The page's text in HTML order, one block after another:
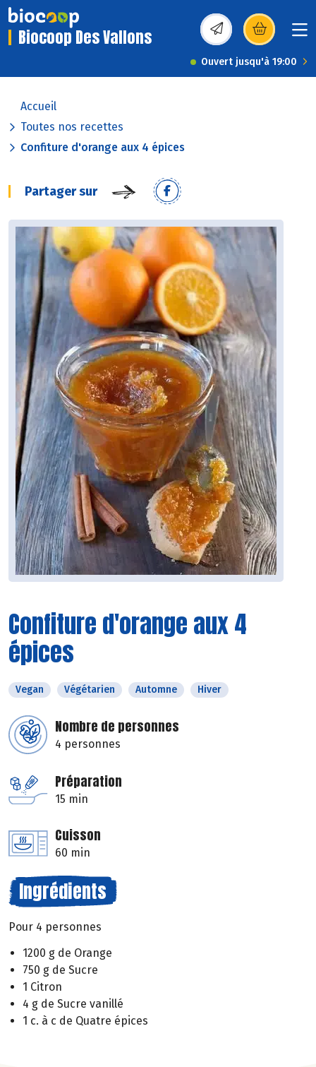
Biocoop Des Vallons (s’ouvre dans une
Ouvert jusqu'à 19:00
Accueil
Toutes nos recettes
Confiture d'orange aux 4 épices
Partager sur
Confiture d'orange aux 4
épices
Vegan Végétarien Automne Hiver
Nombre de personnes
4 personnes
Préparation
15 min
Cuisson
60 min
Ingrédients
Pour 4 personnes
1200 g de Orange
750 g de Sucre
1 Citron
4 g de Sucre vanillé
1 c. à c de Quatre épices